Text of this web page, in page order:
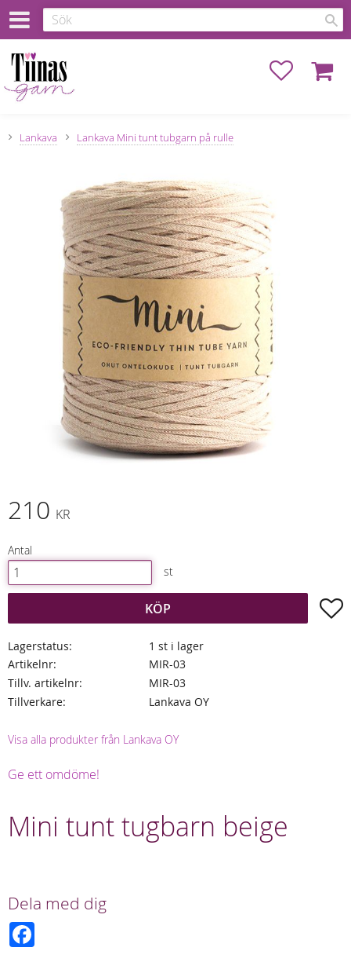
Favoriter
Lankava Lankava Mini tunt tubgarn på rulle
210 KR
Antal
st
KÖP
Lagerstatus
1 st i lager
Artikelnr
MIR-03
Tillv. artikelnr
MIR-03
Tillverkare
Lankava OY
Visa alla produkter från Lankava OY
Ge ett omdöme!
Mini tunt tugbarn beige
Dela med dig